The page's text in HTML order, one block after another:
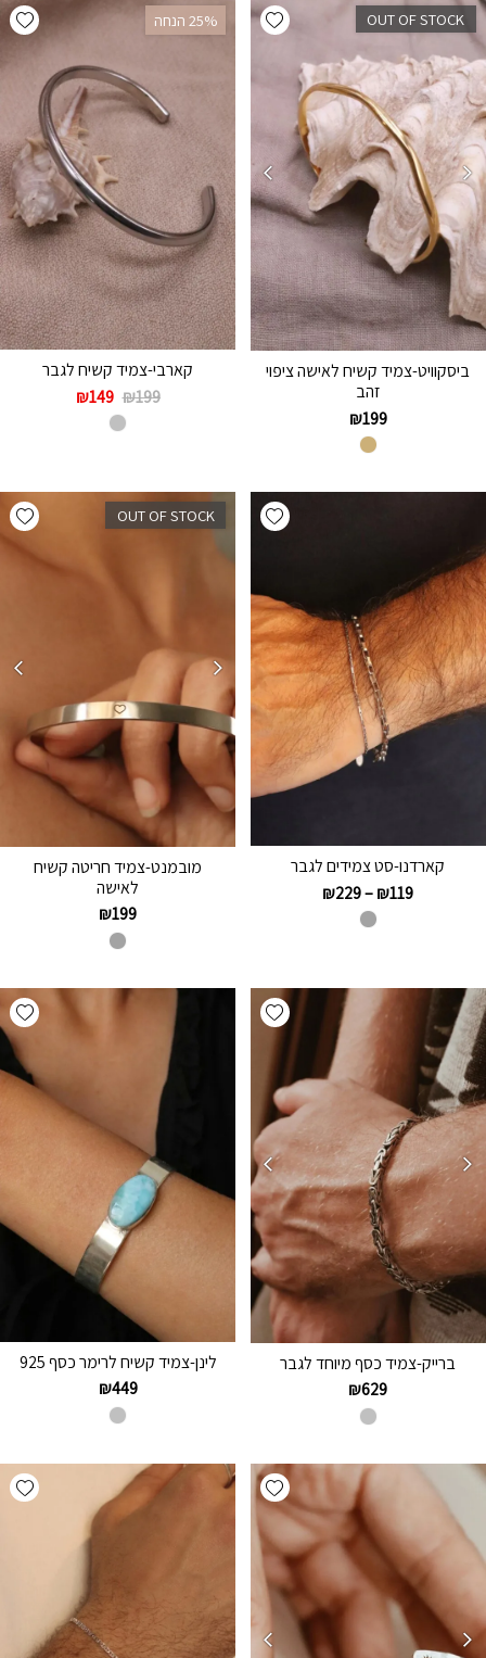
Add wishlist OUT OF STOCK
ביסקוויט-צמיד קשיח לאישה ציפוי
זהב
₪199
‫25% הנחה
קארבי-צמיד קשיח לגבר
₪199
₪149
Add wishlist
קארדנו-סט צמידים לגבר
₪119
–
₪229
OUT OF STOCK
מובמנט-צמיד חריטה קשיח
לאישה
₪199
Add wishlist
ברייק-צמיד כסף מיוחד לגבר
₪629
לינן-צמיד קשיח לרימר כסף 925
₪449
Add wishlist